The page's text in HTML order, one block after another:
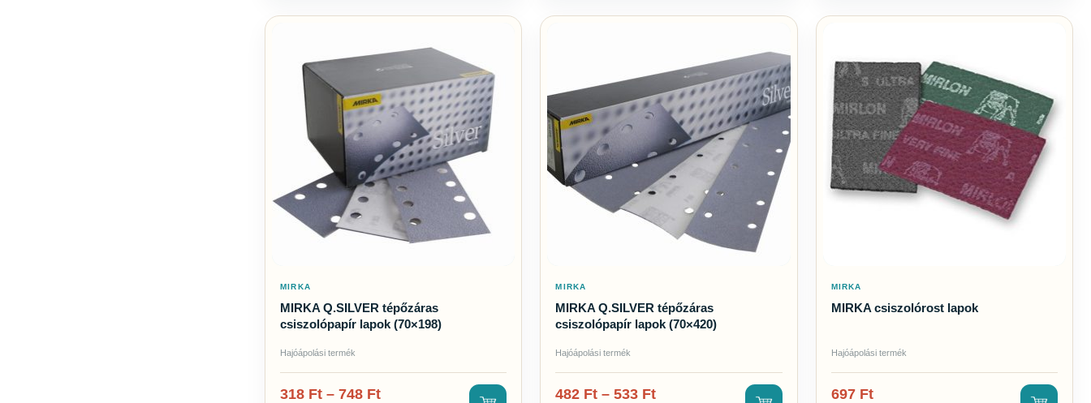
MIRKA
MIRKA Q.SILVER tépőzáras
csiszolópapír lapok (70×198)
Hajóápolási termék
318 Ft – 748 Ft
MIRKA
MIRKA Q.SILVER tépőzáras
csiszolópapír lapok (70×420)
Hajóápolási termék
482 Ft – 533 Ft
MIRKA
MIRKA csiszolórost lapok
Hajóápolási termék
697 Ft